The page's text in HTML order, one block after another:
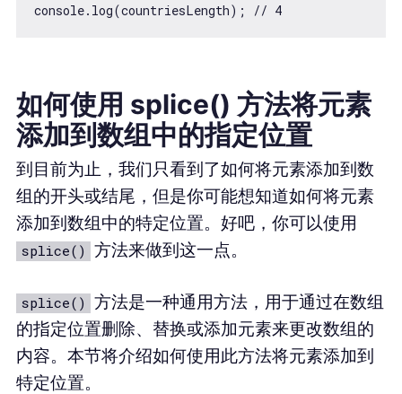
console.log(countriesLength); // 4
如何使用 splice() 方法将元素
添加到数组中的指定位置
到目前为止，我们只看到了如何将元素添加到数
组的开头或结尾，但是你可能想知道如何将元素
添加到数组中的特定位置。好吧，你可以使用
splice() 方法来做到这一点。
splice() 方法是一种通用方法，用于通过在数组
的指定位置删除、替换或添加元素来更改数组的
内容。本节将介绍如何使用此方法将元素添加到
特定位置。